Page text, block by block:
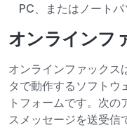
PC、またはノートパ
オンラインフ
オンラインファックス
タで動作するソフトウ
トフォームです。次
スメッセージを送受信